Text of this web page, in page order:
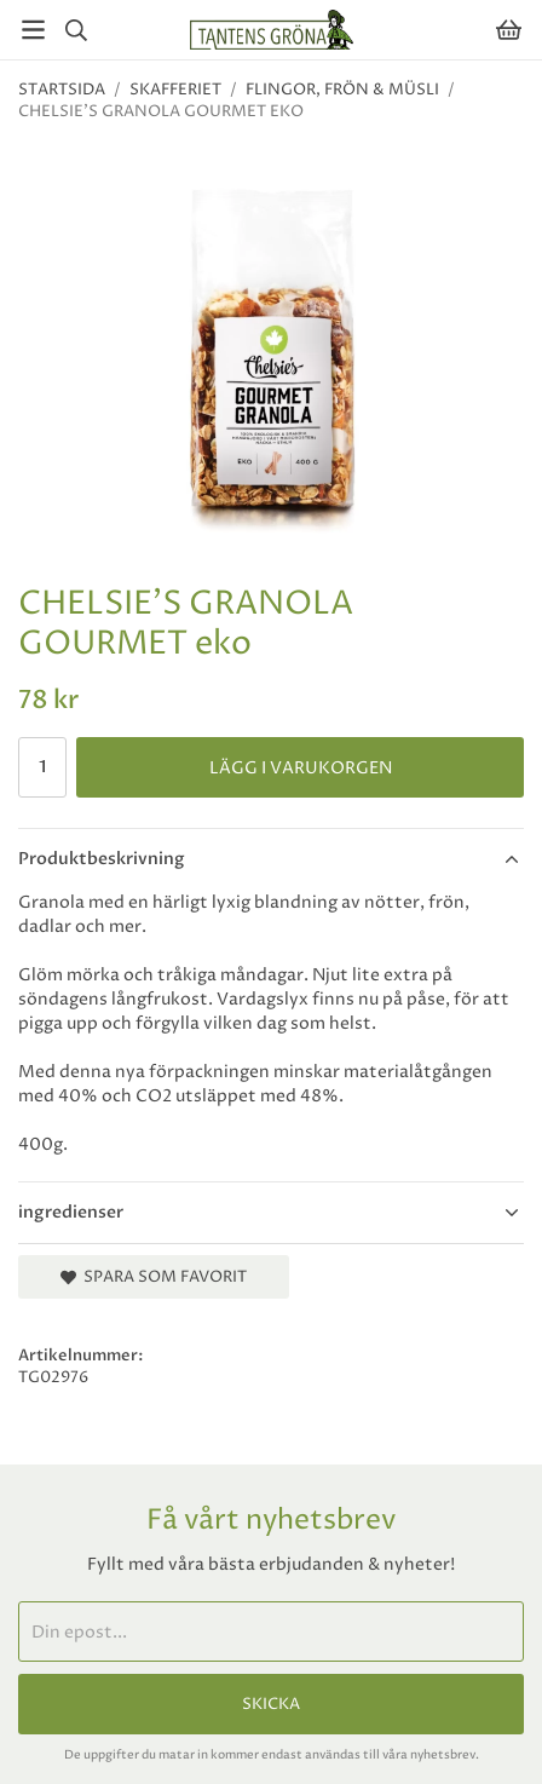
STARTSIDA / SKAFFERIET / FLINGOR, FRÖN & MÜSLI /
CHELSIE'S GRANOLA GOURMET EKO
CHELSIE'S GRANOLA
GOURMET eko
78 kr
LÄGG I VARUKORGEN
Produktbeskrivning
ingredienser
Granola med en härligt lyxig blandning av nötter, frön,
dadlar och mer.
Glöm mörka och tråkiga måndagar. Njut lite extra på
söndagens långfrukost. Vardagslyx finns nu på påse, för att
pigga upp och förgylla vilken dag som helst.
Med denna nya förpackningen minskar materialåtgången
med 40% och CO2 utsläppet med 48%.
400g.
SPARA SOM FAVORIT
Artikelnummer:
TG02976
Få vårt nyhetsbrev
Fyllt med våra bästa erbjudanden & nyheter!
SKICKA
De uppgifter du matar in kommer endast användas till våra nyhetsbrev.